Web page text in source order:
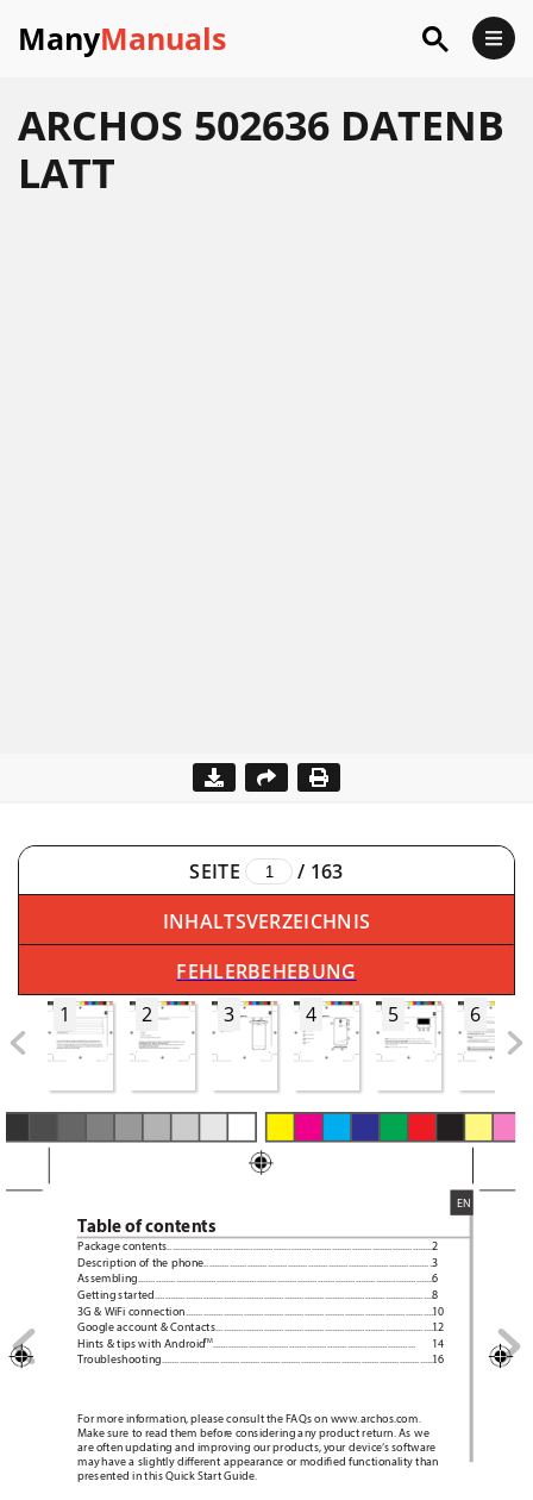
ManyManuals
ARCHOS 502636 DATENB
LATT
SEITE / 163
INHALTSVERZEICHNIS
FEHLERBEHEBUNG
1
2 3 4 5 6
EN
Table of contents
For more information, please consult the FAQs on www.archos.com.
Make sure to read them before considering any product return. As we
are often updating and improving our products, your device’s software
may have a slightly dierent appearance or modied functionality than
presented in this Quick Start Guide.
Package contents..........................................................................................................
Description of the phone...........................................................................................
Assembling......................................................................................................................
Getting started...............................................................................................................
3G & WiFi connection...................................................................................................
Google account & Contacts........................................................................................
Hints & tips with AndroidTM................................................................................
Troubleshooting.............................................................................................................
2
3
6
8
10
12
14
16